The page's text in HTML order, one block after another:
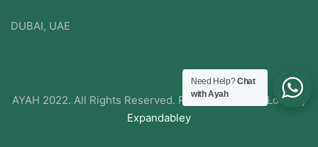
DUBAI, UAE
AYAH 2022. All Rights Reserved. Redesigned With Love By
Expandabley
Need Help?Chat
with Ayah